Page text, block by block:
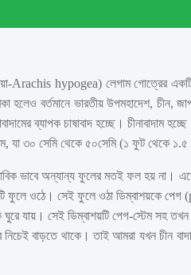
Arachis hypogea) লেগাম গোত্রের
হলেও বর্তমানে ভারতীয় উপমহাদেশ, চীন,
ব্যাপক চাষাবাদ হচ্ছে। চীনাবাদাম
যা ৩০ সেমি থেকে ৫০সেমি (১ ফুট থেকে ১.৫
ভাবে অন্যান্য ফুলের মতই ফল হয় না।
ফুলে ওঠে। সেই ফুলে ওঠা ডিম্বাশয়কে
ঘুরে যায়। সেই ডিম্বাশয়টি পেগ-স্টেম সহ
নিচেই বাড়তে থাকে। তাই আমরা যখন চীন